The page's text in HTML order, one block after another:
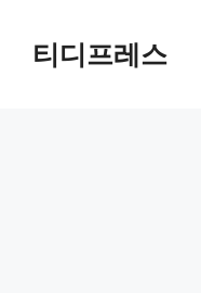
티디프레스